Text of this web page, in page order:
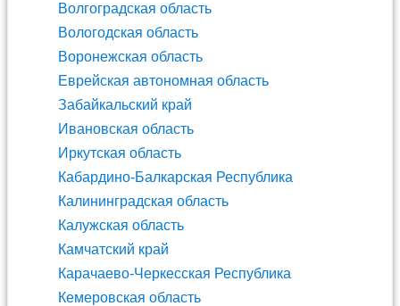
Волгоградская область
Вологодская область
Воронежская область
Еврейская автономная область
Забайкальский край
Ивановская область
Иркутская область
Кабардино-Балкарская Республика
Калининградская область
Калужская область
Камчатский край
Карачаево-Черкесская Республика
Кемеровская область